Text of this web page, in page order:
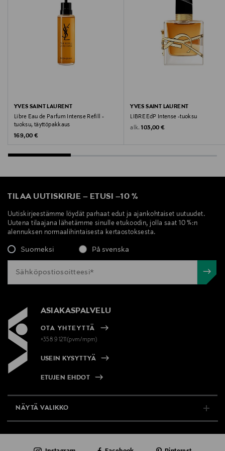
Chlorphenesin, Fragrance (Limonene, Linalool)
Korean tasavalta
Valmistaja
Orien Trade Finland Oy
Valmistajan osoite
Digitaalinen osoite
info@orientrade.com
kasvosuihke, ihonhoito, kosteutus, persikka, Frudia,
K-Beauty, korea, korean, korealainen, korealaista
YVES SAINT LAURENT
Libre Eau de Parfum Intense Refill -
tuoksu, täyttöpakkaus
Original Price
169,00 €
YVES SAINT LAURENT
LIBRE EdP Intense -tuoksu
alk. Original Price
103,00 €
TILAA UUTISKIRJE – ETUSI –10 %
Uutiskirjeestämme löydät parhaat edut ja ajankohtaiset uutuudet.
Uutena tilaajana lähetämme sinulle etukoodin, jolla saat 10 %:n
alennuksen normaalihintaisesta kertaostoksesta.
Suomeksi På svenska
ASIAKASPALVELU
OTA YHTEYTTÄ
+358 9 1211(pvm/mpm)
USEIN KYSYTTYÄ
ETUJEN EHDOT
NÄYTÄ VALIKKO